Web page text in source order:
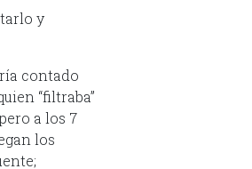
y
contado
“filtraba”
a los 7
los